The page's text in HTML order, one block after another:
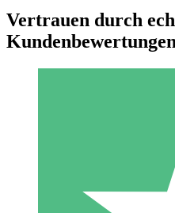
Individuelle
Zahlen Sie nach Bedarf
monatliche
Vertrauen durch